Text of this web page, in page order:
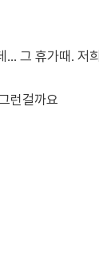
... 그 휴가때. 저